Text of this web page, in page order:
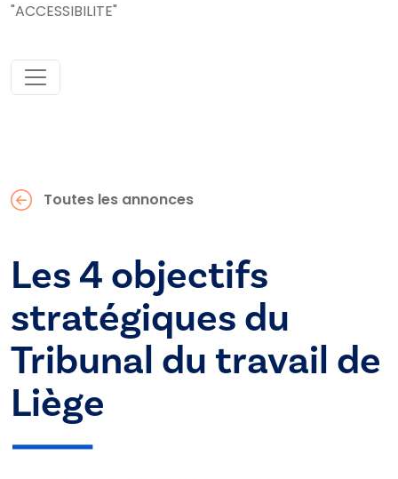
"ACCESSIBILITE"
Toutes les annonces
Les 4 objectifs
stratégiques du
Tribunal du travail de
Liège